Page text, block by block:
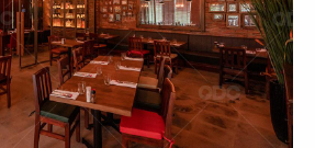
CN Võ Văn Tần